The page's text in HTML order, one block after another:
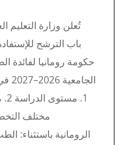
تُعلن وزارة التعليم
باب الترشح
حكومة رومانيا لفائدة
مختلف